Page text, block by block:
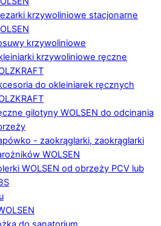
krzywoliniowe stacjonarne
krzywoliniowe
krzywoliniowe ręczne
do okleiniarek ręcznych
gilotyny WOLSEN do odcinania
- zaokrąglarki, zaokrąglarki
WOLSEN
WOLSEN od obrzeży PCV lub